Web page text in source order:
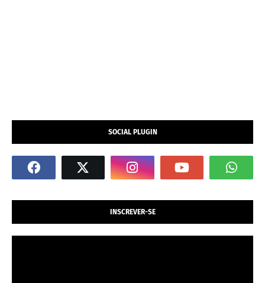
SOCIAL PLUGIN
INSCREVER-SE